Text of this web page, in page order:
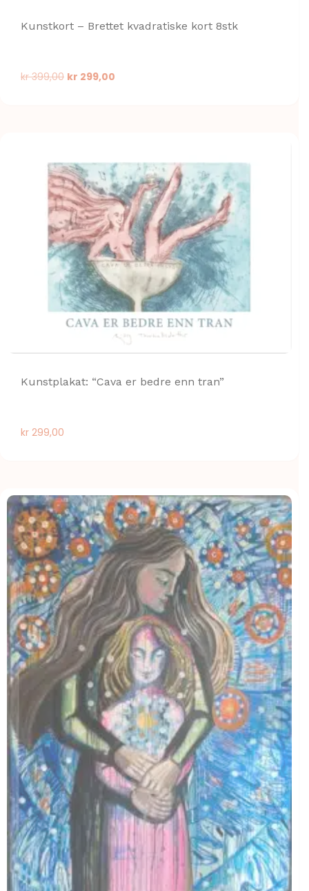
Kunstkort – Brettet kvadratiske kort 8stk
kr399,00 Opprinnelig
kr 299,00
Kunstplakat: “Cava er bedre enn tran”
kr 299,00